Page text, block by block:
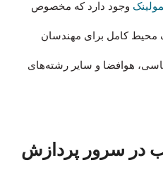
وجود دارد که مخصوص
کامل برای مهندسان
هوافضا و سایر رشته‌های
در سرور پردازش